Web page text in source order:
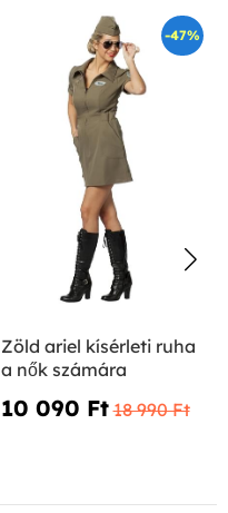
-47%
Zöld ariel kísérleti ruha
a nők számára
10 090 Ft‎ 18 990 Ft‎